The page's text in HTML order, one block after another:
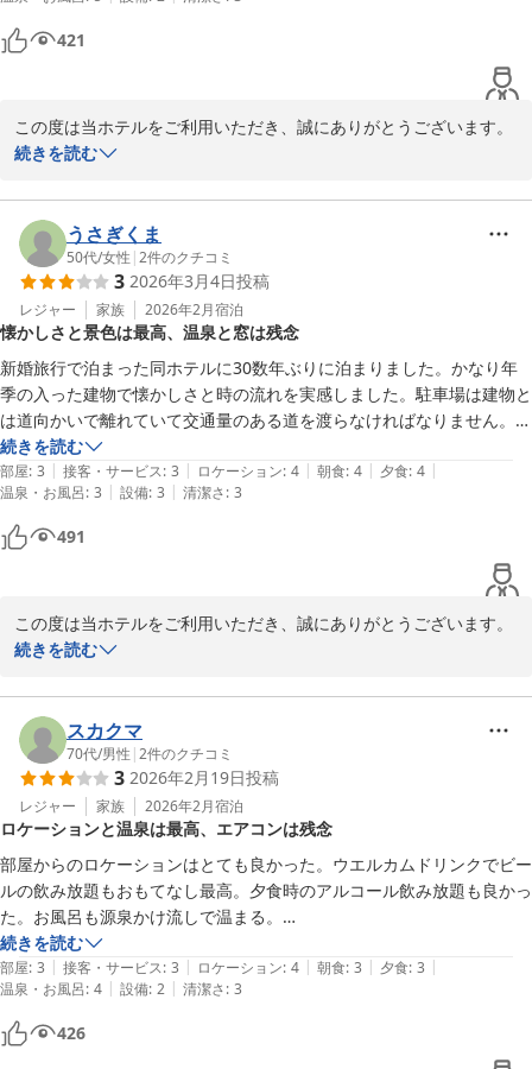
またのご来館を心よりお待ちしております。
2026-02-19
あれば…
朝食の海鮮漬け丼は美味しかった。
部屋の玄関と洗面とUBの照明の電球が、多分、昔の蛍光灯タイプで、
421
この度は当ホテルをご利用いただき、誠にありがとうございます。
ス、またご夕食時のアルコール飲み放題をお楽しみいただけたご様
子、大変嬉しく拝読いたしました。
オールインクルーシブサービスをご利用になりながら、ゆったりと
したお時間をお過ごしいただけておりましたら幸いです。
また、朝食の海鮮漬け丼につきましてもご満足いただけたとのこ
と、何よりでございます。
温泉の泉質についてもお褒めのお言葉を頂戴し、大変光栄に存じま
す。
一方で、お部屋の照明やWi-Fi環境につきましてはご不便をおかけ
し誠に申し訳ございません。
設備面につきましては順次改善を進め、より快適にお過ごしいただ
ける環境づくりに努めてまいります。
また、お食事プランに関する貴重なご意見もありがとうございま
す。
今後のプラン造成の参考とさせていただき、より多くのお客様にご
次回お越しいただいた際には、さらに快適にお過ごしいただけるよ
う整えてまいります。
またのご来館を心よりお待ちしております。
堂ヶ島唯一の自家源泉掛流宿 堂ヶ島温泉ホテル
続きを読む
うさぎくま
50代/女性 |2件のクチコミ
3 2026年3月4日投稿
レジャー 家族 2026年2月宿泊
懐かしさと景色は最高、温泉と窓は残念
新婚旅行で泊まった同ホテルに30数年ぶりに泊まりました。かなり年
季の入った建物で懐かしさと時の流れを実感しました。駐車場は建物と
は道向かいで離れていて交通量のある道を渡らなければなりません。到
着時間が遅れることを連絡しようと電話をしたけれど呼び出しはしてる
けど出ない。チェックイン開始間際で忙しかったのかもしれませんが…
連絡繋がらないのもちょっとどうかなと思いました。
部屋からの三四郎島を臨む景色は最高でした。ただ潮風のせいか窓が残
念なほど汚れていて暖かい日だったので窓全開で景色を楽しみました。
夕陽も最高にキレイでした。部屋に浴室もありますが扉開けて入る時段
差が結構あってちょっと危ないなと思いました。あと部屋から出ると温
度差で寒ってなりました。
食事はハーフバイキングプランにしました。席は指定されていました。
ホテルからトンボロへ直接行けます。時間的に道はできてなかったので
渡ることはできませんでしたが散歩も気持ちよく行けました。
温泉はちょうどいい温度でしっとりした感じの泉質でした。ただ露天風
呂は大浴場から一旦着替えて外を歩いて行かなければならないし脱衣所
は狭く露天風呂だけ行こうと思うとアメニティもドライヤーも洗い場も
ありません。海の景色も立たないと見えません。露天はちょっと残念か
なぁと思いました。
でもスタッフの方も親切でノスタルジックなホテルを楽しみたいならオ
ススメです。
続きを読む
部屋: 3 | 接客・サービス: 3 | ロケーション: 4 | 朝食: 4 | 夕食: 4 |
温泉・お風呂: 3 | 設備: 3 | 清潔さ: 3
491
この度は当ホテルをご利用いただき、誠にありがとうございます。
ルをお選びいただきましたこと、心より御礼申し上げます。
当時の思い出とともにご滞在いただけたこと、大変光栄に存じま
す。
お部屋からの三四郎島の景色や夕陽、またお食事や日本酒につきま
してご満足いただけたご様子、大変嬉しく拝読いたしました。
さらに、トンボロへの散策もお楽しみいただけたとのこと、何より
でございます。
一方で、ご到着前のお電話対応につきましては、繋がりにくい状況
となりご不安をおかけしましたこと、誠に申し訳ございませんでし
た。
また、窓の清掃不備や客室内の段差、温度差によりご不便をおかけ
してしまった点についても、重ねてお詫び申し上げます。
続きを読む
スカクマ
70代/男性 |2件のクチコミ
3 2026年2月19日投稿
レジャー 家族 2026年2月宿泊
ロケーションと温泉は最高、エアコンは残念
部屋からのロケーションはとても良かった。ウエルカムドリンクでビー
ルの飲み放題もおもてなし最高。夕食時のアルコール飲み放題も良かっ
た。お風呂も源泉かけ流しで温まる。
部屋のエアコンのフィルターが脱落しそうな状態を整備されていないの
が残念。
続きを読む
部屋: 3 | 接客・サービス: 3 | ロケーション: 4 | 朝食: 3 | 夕食: 3 |
温泉・お風呂: 4 | 設備: 2 | 清潔さ: 3
426